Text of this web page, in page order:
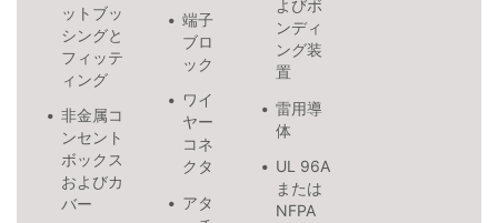
ットブッ
シングと
フィッテ
ィング
非金属コ
ンセント
ボックス
およびカ
バー
端子
ブロ
ック
ワイ
ヤー
コネ
クタ
アタ
よびボ
ンディ
ング装
置
雷用導
体
UL 96A
または
NFPA